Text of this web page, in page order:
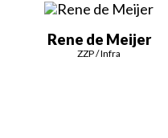
Rene de Meijer
ZZP / Infra